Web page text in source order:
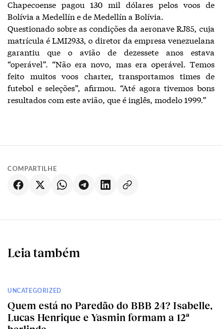
Chapecoense pagou 130 mil dólares pelos voos de
Bolívia a Medellín e de Medellín a Bolívia.
Questionado sobre as condições da aeronave RJ85, cuja
matrícula é LMI2933, o diretor da empresa venezuelana
garantiu que o avião de dezessete anos estava
“operável”. “Não era novo, mas era operável. Temos
feito muitos voos charter, transportamos times de
futebol e seleções”, afirmou. “Até agora tivemos bons
resultados com este avião, que é inglês, modelo 1999.”
COMPARTILHE
Leia também
UNCATEGORIZED
Quem está no Paredão do BBB 24? Isabelle,
Lucas Henrique e Yasmin formam a 12ª